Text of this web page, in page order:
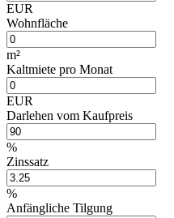
EUR
Wohnfläche
m²
Kaltmiete pro Monat
EUR
Darlehen vom Kaufpreis
%
Zinssatz
%
Anfängliche Tilgung